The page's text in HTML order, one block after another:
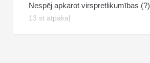
Nespēj apkarot virspretlikumības (?)
13 st atpakaļ